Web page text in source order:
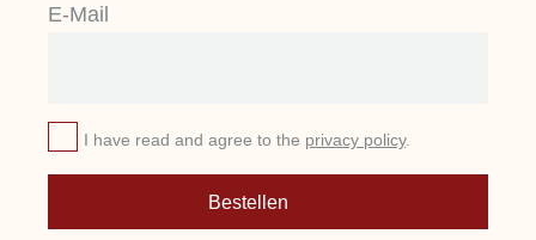
E-Mail
I have read and agree to the privacy policy.
Bestellen